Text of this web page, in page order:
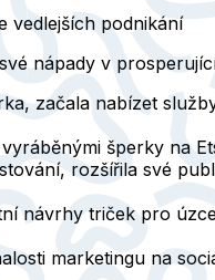
vedlejších podnikání
nápady v
začala nabízet
šperky na
rozšířila své
návrhy triček pro
marketingu na